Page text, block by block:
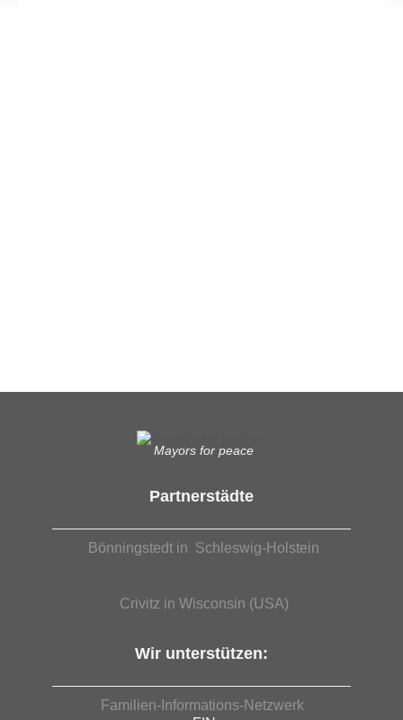
Mayors for peace
Partnerstädte
Bönningstedt in Schleswig-Holstein
Crivitz in Wisconsin (USA)
Wir unterstützen:
Familien-Informations-Netzwerk